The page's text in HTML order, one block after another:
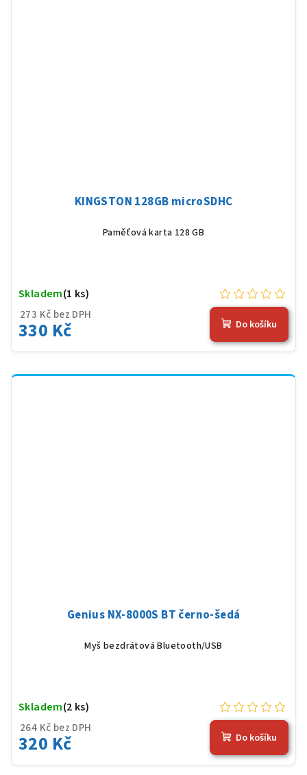
KINGSTON 128GB microSDHC
Paměťová karta 128 GB
273 Kč bez DPH
330 Kč
Skladem(1 ks)
Do košíku
Genius NX-8000S BT černo-šedá
Myš bezdrátová Bluetooth/USB
264 Kč bez DPH
320 Kč
Skladem(2 ks)
Do košíku